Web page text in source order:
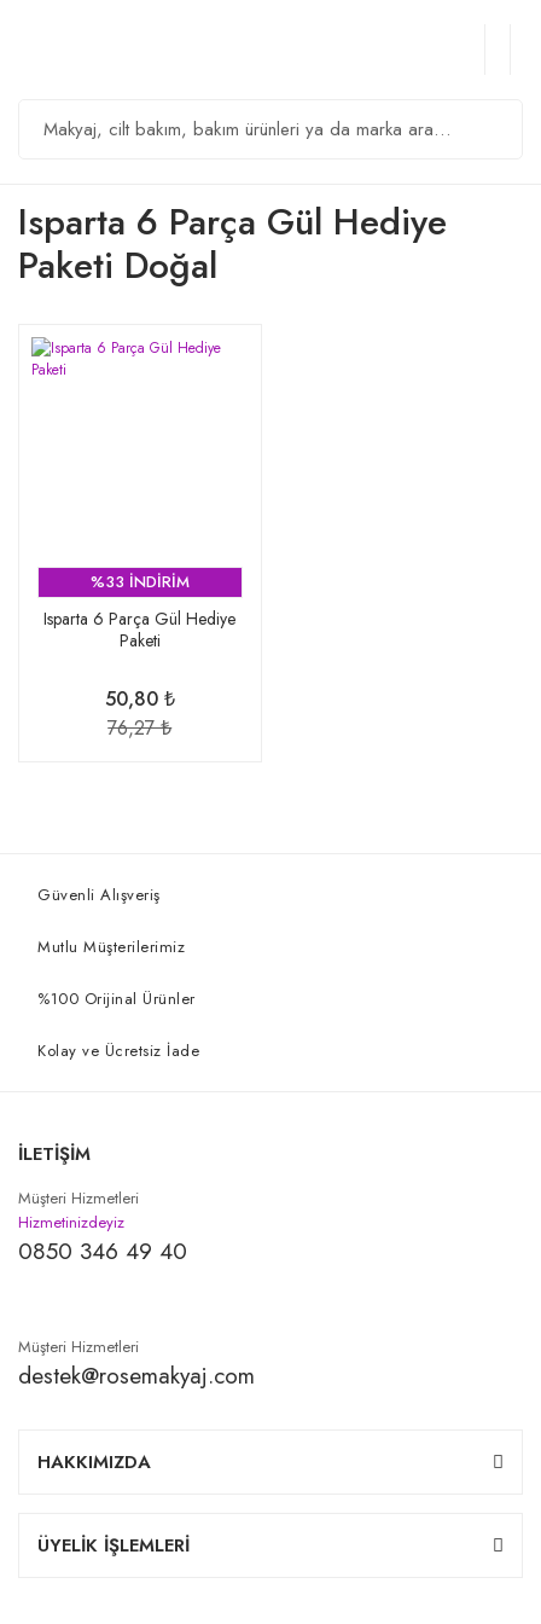
Isparta 6 Parça Gül Hediye
Paketi Doğal
%33 İNDİRİM
Isparta 6 Parça Gül Hediye
Paketi
50,80 ₺
76,27 ₺
Güvenli Alışveriş
Mutlu Müşterilerimiz
%100 Orijinal Ürünler
Kolay ve Ücretsiz İade
İLETİŞİM
Müşteri Hizmetleri
Hizmetinizdeyiz
0850 346 49 40
Müşteri Hizmetleri
destek@rosemakyaj.com
HAKKIMIZDA
ÜYELİK İŞLEMLERİ